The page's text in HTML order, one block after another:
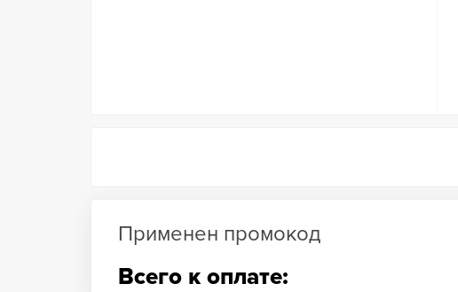
Применен промокод
Всего к оплате: